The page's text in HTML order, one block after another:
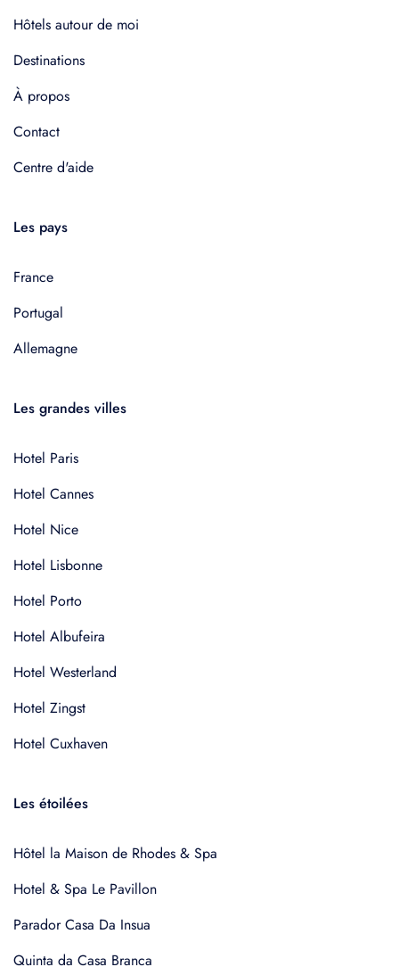
Hôtels autour de moi
Destinations
À propos
Contact
Centre d'aide
Les pays
France
Portugal
Allemagne
Les grandes villes
Hotel Paris
Hotel Cannes
Hotel Nice
Hotel Lisbonne
Hotel Porto
Hotel Albufeira
Hotel Westerland
Hotel Zingst
Hotel Cuxhaven
Les étoilées
Hôtel la Maison de Rhodes & Spa
Hotel & Spa Le Pavillon
Parador Casa Da Insua
Quinta da Casa Branca